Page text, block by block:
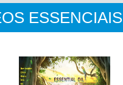
ESSENCIAIS